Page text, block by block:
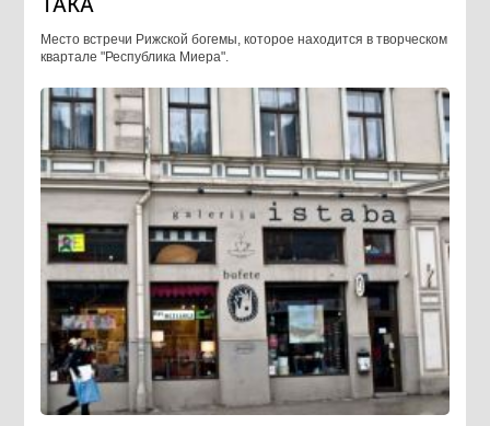
Место встречи Рижской богемы, которое находится в творческом
квартале "Республика Миера".